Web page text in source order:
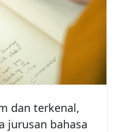
dan terkenal,
jurusan bahasa